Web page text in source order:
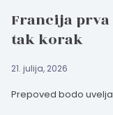
Francija
tak korak
21. julija, 2026
Prepoved bodo